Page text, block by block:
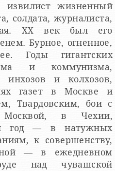
жизненный
солдата, журналиста,
ХХ век был его
Бурное, огненное,
Годы гигантских
и коммунизма,
инхозов и колхозов,
газет в Москве и
в Чехии,
год — в натужных
к совершенству,
— в ежедневном